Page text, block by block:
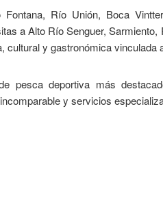
Río Unión, Boca
a Alto Río Senguer,
cultural y gastronómica vinculada
pesca deportiva más
y servicios